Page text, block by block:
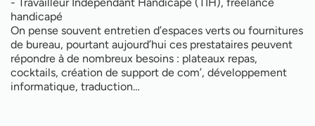
handicapé
On pense souvent entretien d’espaces verts ou fournitures
de bureau, pourtant aujourd’hui ces prestataires peuvent
répondre à de nombreux besoins : plateaux repas,
cocktails, création de support de com’, développement
informatique, traduction…